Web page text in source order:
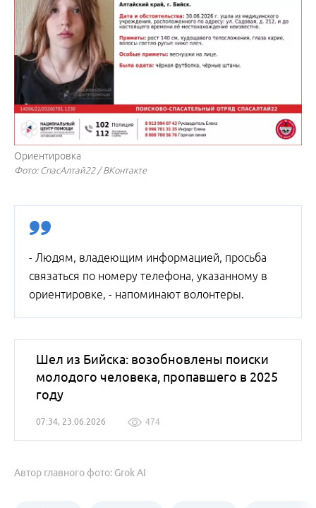
Ориентировка
Фото: СпасАлтай22 / ВКонтакте
- Людям, владеющим информацией, просьба
связаться по номеру телефона, указанному в
ориентировке, - напоминают волонтеры.
Шел из Бийска: возобновлены поиски
молодого человека, пропавшего в 2025
году
07:34, 23.06.2026 474
Автор главного фото: Grok AI